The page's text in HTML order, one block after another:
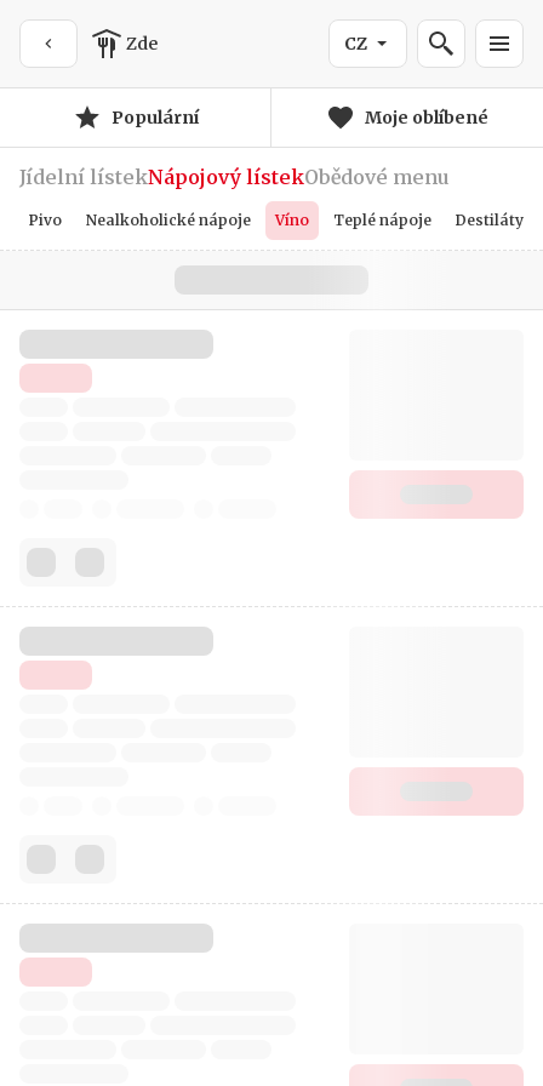
Zde CZ
Populární Moje oblíbené
Jídelní lístekNápojový lístekObědové menu
Pivo Nealkoholické nápoje Víno Teplé nápoje Destiláty